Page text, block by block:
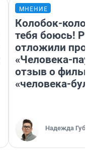
МНЕНИЕ
Колобок-
тебя боюсь!
отложили
«Человека-
отзыв о
«человека-
Надежда